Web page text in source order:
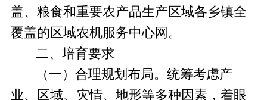
盖、粮食和重要农产品生产区域各乡镇全
覆盖的区域农机服务中心网。
二、培育要求
（一）合理规划布局。 统筹考虑产
业、区域、灾情、地形等多种因素，着眼